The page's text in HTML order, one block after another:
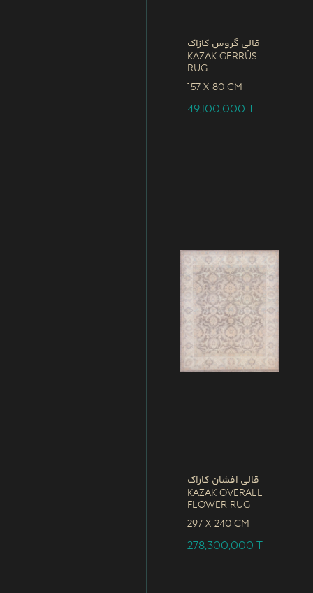
قالی گروس کازاک
Kazak Gerrûs
Rug
157 x 80 CM
49,100,000T
قالی افشان کازاک
Kazak Overall
Flower Rug
297 x 240 CM
278,300,000T